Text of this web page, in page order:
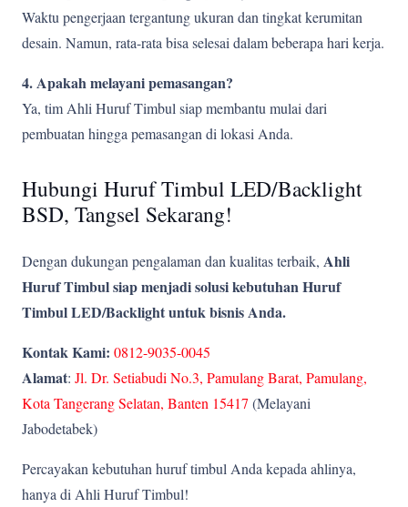
Waktu pengerjaan tergantung ukuran dan tingkat kerumitan
desain. Namun, rata-rata bisa selesai dalam beberapa hari kerja.
4. Apakah melayani pemasangan?
Ya, tim Ahli Huruf Timbul siap membantu mulai dari
pembuatan hingga pemasangan di lokasi Anda.
Hubungi Huruf Timbul LED/Backlight
BSD, Tangsel Sekarang!
Dengan dukungan pengalaman dan kualitas terbaik, Ahli
Huruf Timbul siap menjadi solusi kebutuhan Huruf
Timbul LED/Backlight untuk bisnis Anda.
Kontak Kami: 0812-9035-0045
Alamat: Jl. Dr. Setiabudi No.3, Pamulang Barat, Pamulang,
Kota Tangerang Selatan, Banten 15417 (Melayani
Jabodetabek)
Percayakan kebutuhan huruf timbul Anda kepada ahlinya,
hanya di Ahli Huruf Timbul!